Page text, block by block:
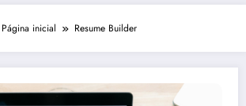
Página inicial Resume Builder